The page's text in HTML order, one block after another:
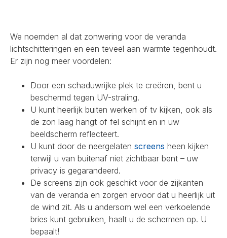
We noemden al dat zonwering voor de veranda
lichtschitteringen en een teveel aan warmte tegenhoudt.
Er zijn nog meer voordelen:
Door een schaduwrijke plek te creëren, bent u
beschermd tegen UV-straling.
U kunt heerlijk buiten werken of tv kijken, ook als
de zon laag hangt of fel schijnt en in uw
beeldscherm reflecteert.
U kunt door de neergelaten screens heen kijken
terwijl u van buitenaf niet zichtbaar bent – uw
privacy is gegarandeerd.
De screens zijn ook geschikt voor de zijkanten
van de veranda en zorgen ervoor dat u heerlijk uit
de wind zit. Als u andersom wel een verkoelende
bries kunt gebruiken, haalt u de schermen op. U
bepaalt!